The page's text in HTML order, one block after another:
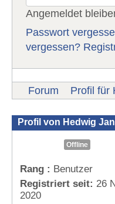
Angemeldet
Passwort
vergessen?
Forum Profil für
Profil von Hedwig
Offline
Rang : Benutzer
Registriert seit: 26
2020